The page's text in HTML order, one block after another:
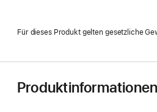
Für dieses Produkt gelten gesetzliche
Produktinformationen